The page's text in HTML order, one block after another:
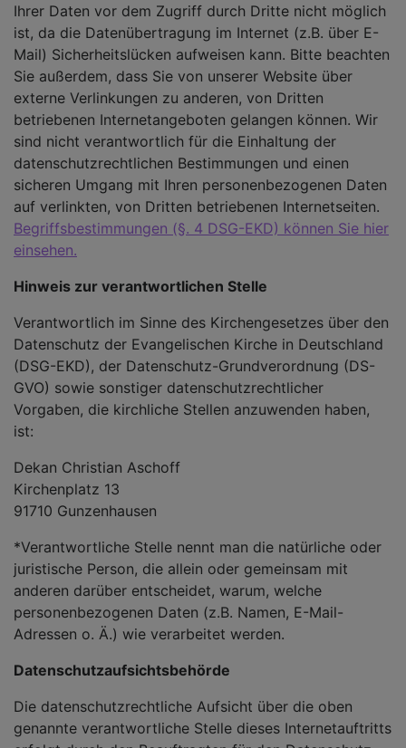
Ihrer Daten vor dem Zugriff durch Dritte nicht möglich
ist, da die Datenübertragung im Internet (z.B. über E-
Mail) Sicherheitslücken aufweisen kann. Bitte beachten
Sie außerdem, dass Sie von unserer Website über
externe Verlinkungen zu anderen, von Dritten
betriebenen Internetangeboten gelangen können. Wir
sind nicht verantwortlich für die Einhaltung der
datenschutzrechtlichen Bestimmungen und einen
sicheren Umgang mit Ihren personenbezogenen Daten
auf verlinkten, von Dritten betriebenen Internetseiten.
Begriffsbestimmungen (§. 4 DSG-EKD) können Sie hier
einsehen.
Hinweis zur verantwortlichen Stelle
Verantwortlich im Sinne des Kirchengesetzes über den
Datenschutz der Evangelischen Kirche in Deutschland
(DSG-EKD), der Datenschutz-Grundverordnung (DS-
GVO) sowie sonstiger datenschutzrechtlicher
Vorgaben, die kirchliche Stellen anzuwenden haben,
ist:
Dekan Christian Aschoff
Kirchenplatz 13
91710 Gunzenhausen
*Verantwortliche Stelle nennt man die natürliche oder
juristische Person, die allein oder gemeinsam mit
anderen darüber entscheidet, warum, welche
personenbezogenen Daten (z.B. Namen, E-Mail-
Adressen o. Ä.) wie verarbeitet werden.
Datenschutzaufsichtsbehörde
Die datenschutzrechtliche Aufsicht über die oben
genannte verantwortliche Stelle dieses Internetauftritts